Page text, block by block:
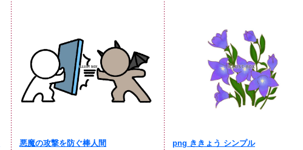
悪魔の攻撃を防ぐ棒人間 png ききょう シンプル